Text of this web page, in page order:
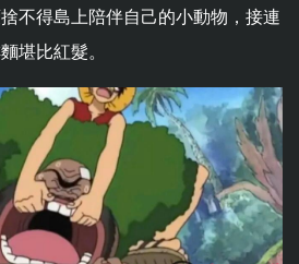
不得島上陪伴自己的小動物，接連
堪比紅髮。